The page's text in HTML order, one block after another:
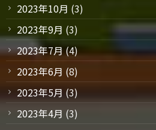
2023年10月 (3)
2023年9月 (3)
2023年7月(4)
2023年6月 (8)
2023年5月 (3)
2023年4月 (3)